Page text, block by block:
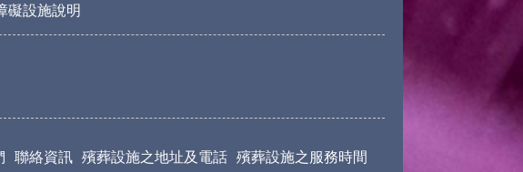
礙設施說明
聯絡資訊 殯葬設施之地址及電話 殯葬設施之服務時間